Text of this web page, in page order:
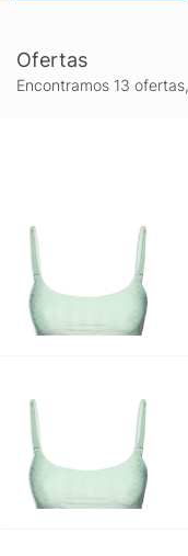
Ofertas
Encontramos 13